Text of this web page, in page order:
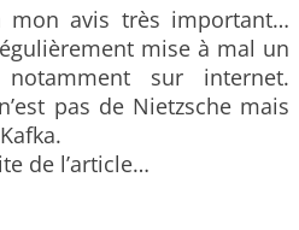
mon avis très important…
mise à mal un
sur internet.
pas de Nietzsche mais
de l’article…